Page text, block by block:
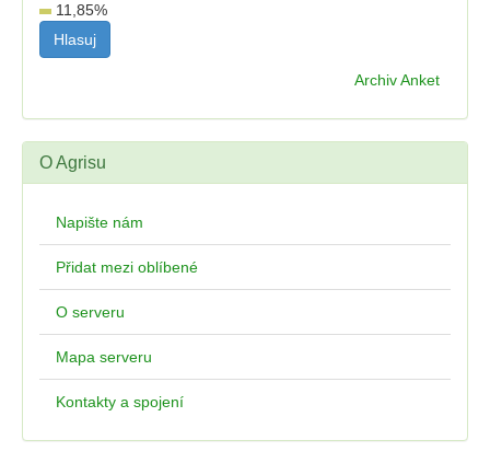
11,85%
Archiv Anket
O Agrisu
Napište nám
Přidat mezi oblíbené
O serveru
Mapa serveru
Kontakty a spojení